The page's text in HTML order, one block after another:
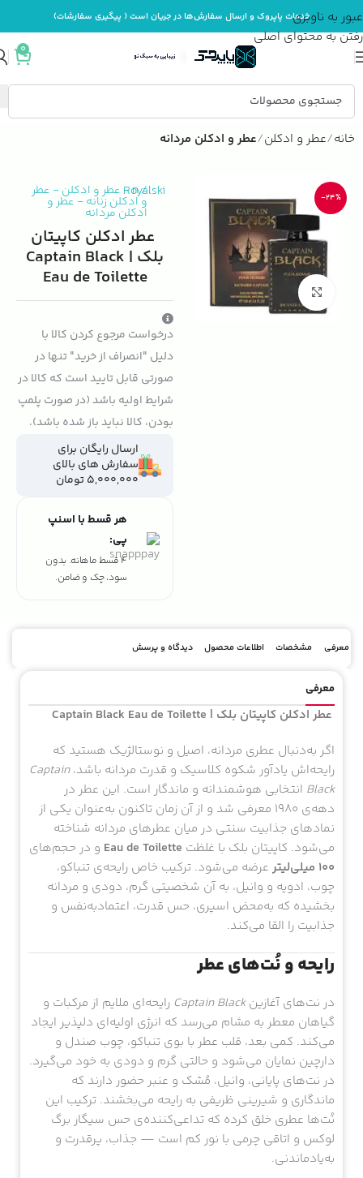
عبور به ناوبری
رفتن به محتوای اصلی
خدمات پاپروک و ارسال سفارش‌ها در جریان است ( پیگیری سفارشات)
0
خانه عطر و ادکلن عطر و ادکلن مردانه
-24%
بزرگنمایی تصویر
Royalski
/
n
- عطر و ادکلن- عطر
و ادکلن زنانه- عطر و
ادکلن مردانه
عطر ادکلن کاپیتان
بلک | Captain Black
Eau de Toilette
درخواست مرجوع کردن کالا با
دلیل "انصراف از خرید" تنها در
صورتی قابل تایید است که کالا در
شرایط اولیه باشد (در صورت پلمپ
بودن، کالا نباید باز شده باشد).
ارسال رایگان برای
سفارش های بالای
5,000,000 تومان
هر قسط با اسنپ
پی:
4 قسط ماهانه. بدون
سود، چک و ضامن.
معرفی مشخصات اطلاعات محصول دیدگاه و پرسش
معرفی
عطر ادکلن کاپیتان بلک | Captain Black Eau de Toilette
اگر به‌دنبال عطری مردانه، اصیل و نوستالژیک هستید که
رایحه‌اش یادآور شکوه کلاسیک و قدرت مردانه باشد،Captain
Black انتخابی هوشمندانه و ماندگار است. این عطر در
دهه‌ی ۱۹۸۰ معرفی شد و از آن زمان تاکنون به‌عنوان یکی از
نمادهای جذابیت سنتی در میان عطرهای مردانه شناخته
می‌شود. کاپیتان بلک با غلظت Eau de Toilette و در حجم‌های
۱۰۰ میلی‌لیتر
عرضه می‌شود. ترکیب خاص رایحه‌ی تنباکو،
چوب، ادویه و وانیل، به آن شخصیتی گرم، دودی و مردانه
بخشیده که به‌محض اسپری، حس قدرت، اعتماد‌به‌نفس و
جذابیت را القا می‌کند.
رایحه و نُت‌های عطر
در نت‌های آغازینCaptain Black رایحه‌ای ملایم از مرکبات و
گیاهان معطر به مشام می‌رسد که انرژی اولیه‌ای دلپذیر ایجاد
می‌کند. کمی بعد، قلب عطر با بوی تنباکو، چوب صندل و
دارچین نمایان می‌شود و حالتی گرم و دودی به خود می‌گیرد.
در نت‌های پایانی، وانیل، مُشک و عنبر حضور دارند که
ماندگاری و شیرینی ظریفی به رایحه می‌بخشند. ترکیب این
نُت‌ها عطری خلق کرده که تداعی‌کننده‌ی حس سیگار برگ
لوکس و اتاقی چرمی با نور کم است — جذاب، پرقدرت و
به‌یادماندنی.